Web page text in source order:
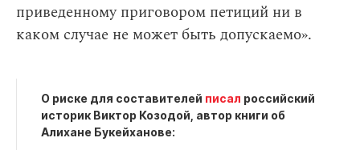
приведенному приговором петиций ни в
каком случае не может быть допускаемо».
О риске для составителей писал российский
историк Виктор Козодой, автор книги об
Алихане Букейханове: